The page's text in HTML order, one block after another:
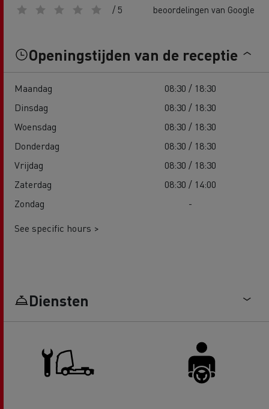
/ 5 beoordelingen van Google
Openingstijden van de receptie
Maandag
08:30 / 18:30
Dinsdag
08:30 / 18:30
Woensdag
08:30 / 18:30
Donderdag
08:30 / 18:30
Vrijdag
08:30 / 18:30
Zaterdag
08:30 / 14:00
Zondag
-
See specific hours >
Diensten